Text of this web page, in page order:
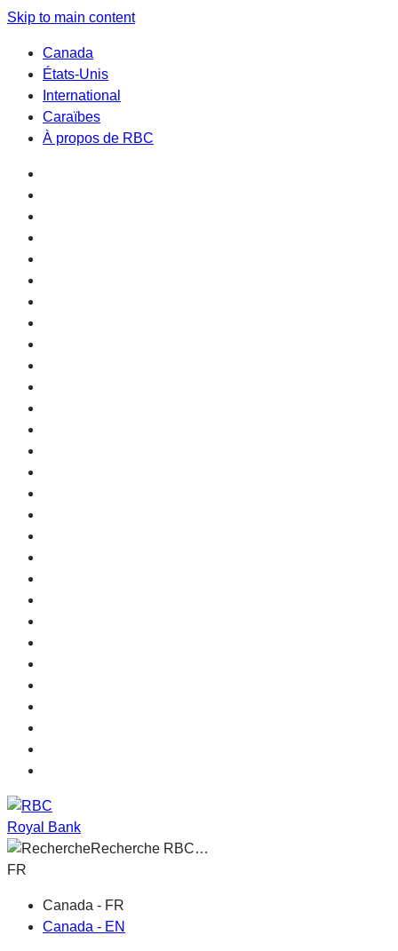
Skip to main content
Canada
États-Unis
International
Caraïbes
À propos de RBC
Royal Bank
Recherche RBC…
FR
Canada - FR
Canada - EN